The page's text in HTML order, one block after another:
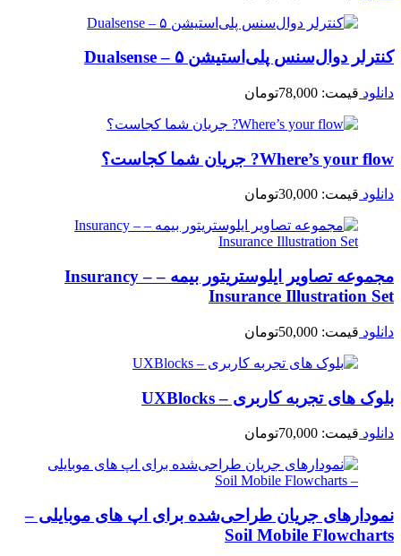
کنترلر دوال‌سنس پلی‌استیشن ۵ – Dualsense
دانلود قیمت: 78,000تومان
Where’s your flow? جریان شما کجاست؟
دانلود قیمت: 30,000تومان
مجموعه تصاویر ایلوستریتور بیمه – Insurancy –
Insurance Illustration Set
دانلود قیمت: 50,000تومان
بلوک های تجربه کاربری – UXBlocks
دانلود قیمت: 70,000تومان
نمودارهای جریان طراحی‌شده برای اپ های موبایلی –
Soil Mobile Flowcharts